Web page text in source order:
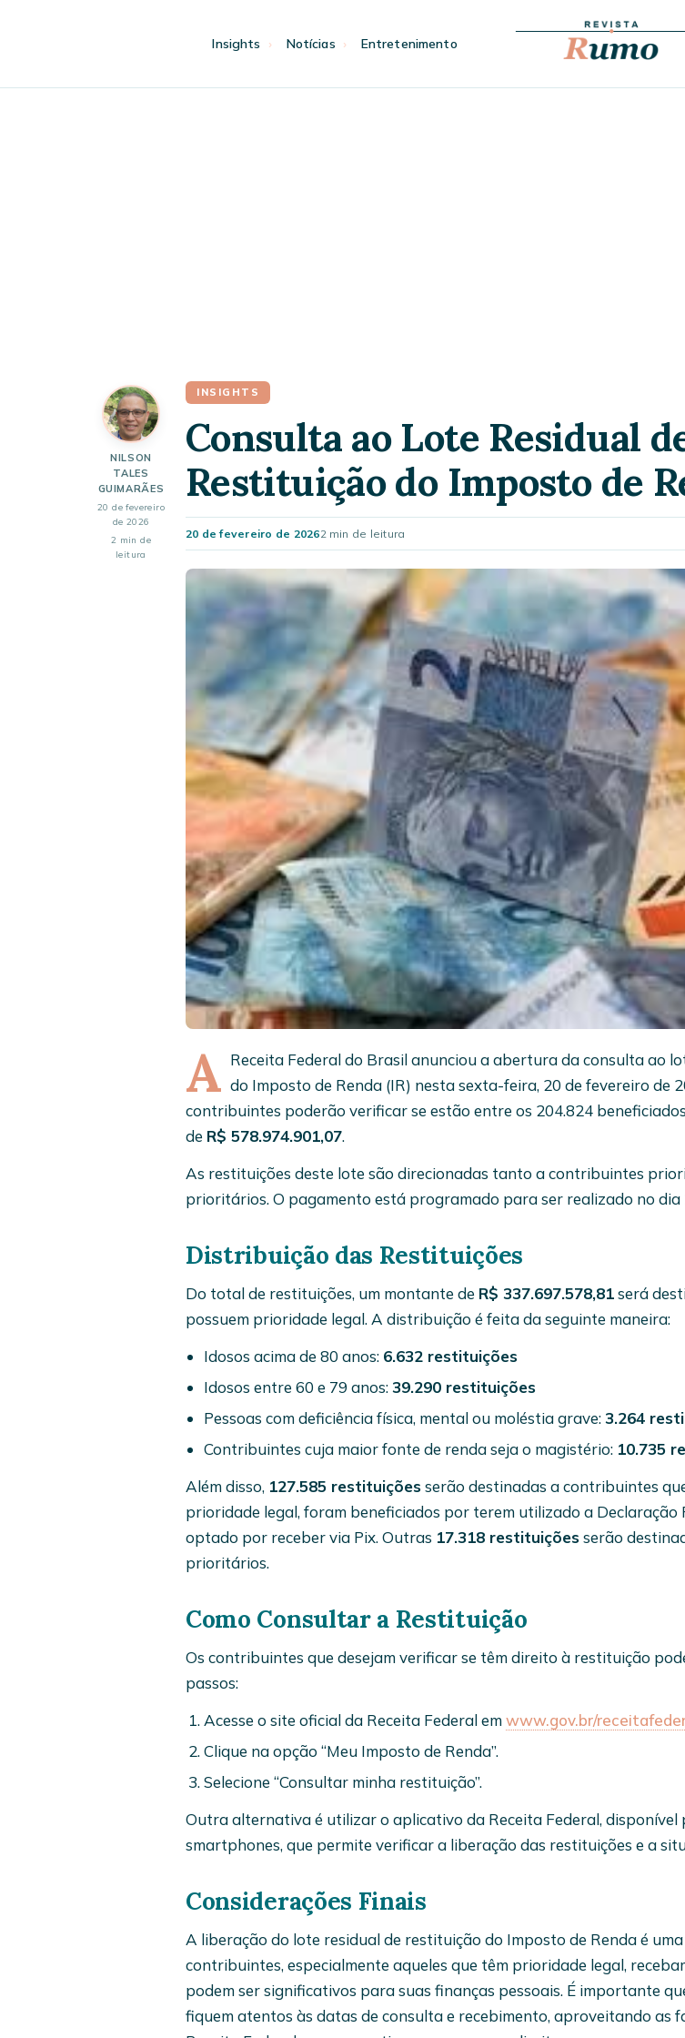
Insights Notícias Entretenimento
NILSON
TALES
GUIMARÃES
20 de fevereiro
de 2026
2 min de
leitura
INSIGHTS
Consulta ao Lote Residual
Restituição do Imposto de
20 de fevereiro de 20262 min de leitura
A Receita Federal do Brasil anunciou a abertura da consulta ao
do Imposto de Renda (IR) nesta sexta-feira, 20 de fevereiro de
contribuintes poderão verificar se estão entre os 204.824
de R$ 578.974.901,07.
As restituições deste lote são direcionadas tanto a contribuintes
prioritários. O pagamento está programado para ser realizado no dia
Distribuição das Restituições
Do total de restituições, um montante de R$ 337.697.578,81será
possuem prioridade legal. A distribuição é feita da seguinte maneira:
Idosos acima de 80 anos: 6.632 restituições
Idosos entre 60 e 79 anos:39.290 restituições
Pessoas com deficiência física, mental ou moléstia grave:3.264
Contribuintes cuja maior fonte de renda seja o magistério: 10.735
Além disso, 127.585 restituiçõesserão destinadas a contribuintes
prioridade legal, foram beneficiados por terem utilizado a Declaração
optado por receber via Pix. Outras 17.318 restituiçõesserão
prioritários.
Como Consultar a Restituição
Os contribuintes que desejam verificar se têm direito à restituição
passos:
Acesse o site oficial da Receita Federal emwww.gov.br/
Clique na opção “Meu Imposto de Renda”.
Selecione “Consultar minha restituição”.
Outra alternativa é utilizar o aplicativo da Receita Federal, disponível
smartphones, que permite verificar a liberação das restituições e a
Considerações Finais
A liberação do lote residual de restituição do Imposto de Renda é
contribuintes, especialmente aqueles que têm prioridade legal,
podem ser significativos para suas finanças pessoais. É importante
fiquem atentos às datas de consulta e recebimento, aproveitando as